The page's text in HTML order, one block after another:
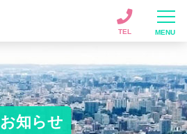
MENU
TEL
お知らせ